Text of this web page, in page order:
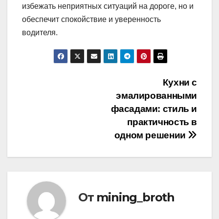
избежать неприятных ситуаций на дороге, но и
обеспечит спокойствие и уверенность
водителя.
Кухни с
эмалированными
фасадами: стиль и
практичность в
одном решении
От mining_broth